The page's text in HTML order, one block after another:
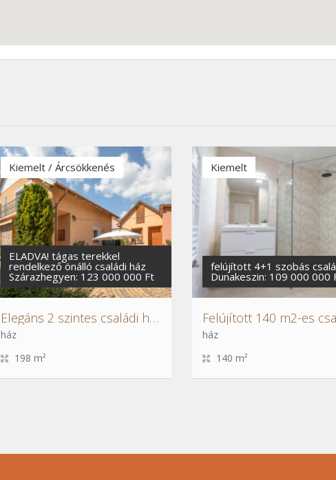
ELADVA! tágas terekkel
rendelkező önálló családi ház
Szárazhegyen: 123 000 000 Ft
Kiemelt / Árcsökkenés
Elegáns 2 szintes családi ház XVII.ker Szárazhegyen
ház
198 m²
felújított 4+1 szobás
Dunakeszin: 109 000 000
Kiemelt
ház
140 m²